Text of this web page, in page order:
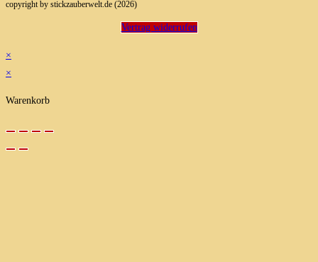
copyright by stickzauberwelt.de (2026)
Vertrag widerrufen
×
×
Warenkorb